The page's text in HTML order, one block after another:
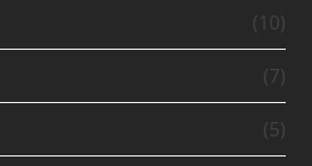
(10)
(7)
(5)